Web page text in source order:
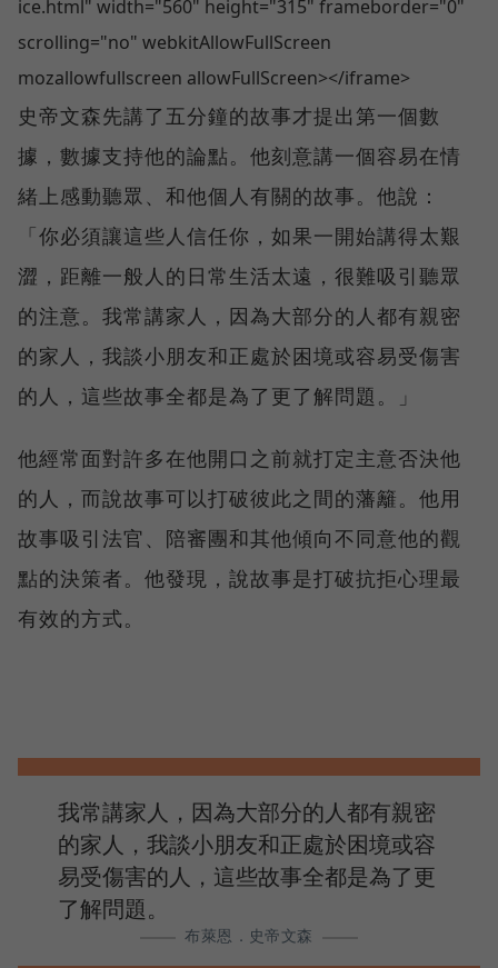
ice.html" width="560" height="315" frameborder="0"
scrolling="no" webkitAllowFullScreen
mozallowfullscreen allowFullScreen></iframe>
史帝文森先講了五分鐘的故事才提出第一個數
據，數據支持他的論點。他刻意講一個容易在情
緒上感動聽眾、和他個人有關的故事。他說：
「你必須讓這些人信任你，如果一開始講得太艱
澀，距離一般人的日常生活太遠，很難吸引聽眾
的注意。我常講家人，因為大部分的人都有親密
的家人，我談小朋友和正處於困境或容易受傷害
的人，這些故事全都是為了更了解問題。」
他經常面對許多在他開口之前就打定主意否決他
的人，而說故事可以打破彼此之間的藩籬。他用
故事吸引法官、陪審團和其他傾向不同意他的觀
點的決策者。他發現，說故事是打破抗拒心理最
有效的方式。
布萊恩．史帝文森
我常講家人，因為大部分的人都有親密
的家人，我談小朋友和正處於困境或容
易受傷害的人，這些故事全都是為了更
了解問題。